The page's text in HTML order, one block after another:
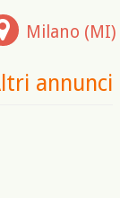
Milano (MI)
annunci